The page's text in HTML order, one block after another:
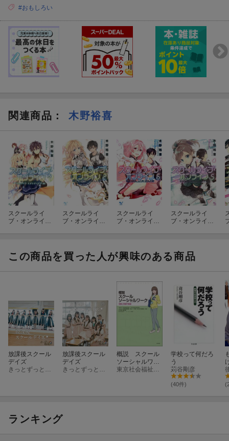
#おもしろい
関連商品 ： 木野裕喜
スクールライ
ブ・オンライン
スクールライ
ブ・オンライン
スクールライ
ブ・オンライン
スクールライ
ブ・オンライン
この商品を買った人が興味のある商品
放課後スクール
デイズ
きっとずっと青春。
放課後スクール
デイズ
きっとずっと青春。
概説 スクール
ソーシャルワー
ク
東京社会福祉士会こども学校包括支援委員会
学校って何だろ
う
苅谷剛彦
(40件)
ランキング